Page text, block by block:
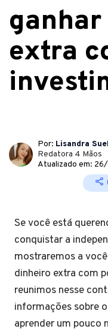
extra
Por: Lisandra
Redatora 4 Mãos
Atualizado em:
Se você está
conquistar a
mostraremos a
dinheiro extra com
reunimos nesse
informações sobre
aprender